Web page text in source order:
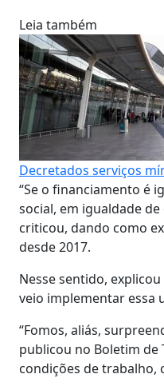
Leia também
Decretados serviços
“Se o financiamento é
social, em igualdade
criticou, dando como
desde 2017.
Nesse sentido,
veio implementar essa
“Fomos, aliás,
publicou no Boletim de
condições de